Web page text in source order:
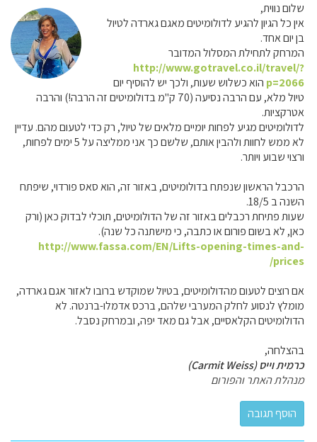
שלום נווית,
אין כל הגיון להגיע לדולומיטים מאגם גארדה לטיול
בן יום אחד.
המרחק לתחילת המסלול המדובר
http://www.gotravel.co.il/travel/?
p=2066 הוא כשלוש שעות, ולכך יש להוסיף יום
טיול מלא, עם הרבה נסיעה (70 ק"מ בדולומיטים זה הרבה!) והרבה
אטרקציות.
לדולומיטים מגיע לפחות יומיים מלאים של טיול, רק כדי לטעום מהם. עדיין
לא ממש לחוות ולהבין אותם, שלשם כך אני ממליצה על 5 ימים לפחות,
ורצוי שבוע ויותר.
הרכבל הראשון שנפתח בדולומיטים, באזור זה, הוא סאס פורדוי, שיפתח
השנה ב 18/5.
שעות פתיחת רכבלים באזור זה של הדולומיטים, תוכלי לבדוק כאן (ורק
כאן, לא בשום פורום או כתבה, כי מישתנה כל שנה).
http://www.fassa.com/EN/Lifts-opening-times-and-
prices/
אם רוצים לטעום מהדולומיטים, בטיול שמוקדש ברובו לאזור אגם גארדה,
מומלץ לנסוע לחלק המערבי שלהם, ברכס אדמלו-ברנטה. לא
הדולומיטים הקלאסיים, אבל גם מאד יפה, ובמרחק נסבל.
בהצלחה,
כרמית וייס (Carmit Weiss)
מנהלת האתר והפורום